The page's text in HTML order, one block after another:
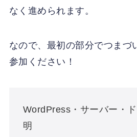
なく進められます。
なので、最初の部分でつまづ
参加ください！
WordPress・サーバー・
明